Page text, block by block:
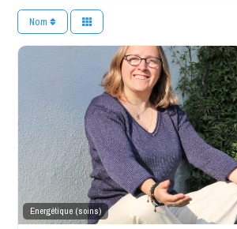
Nom
Energétique (soins)